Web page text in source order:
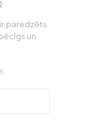
paredzēts
un